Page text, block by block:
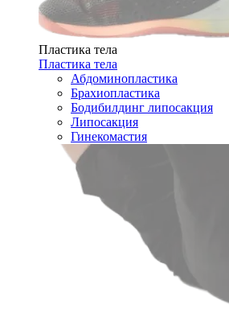
Пластика тела
Пластика тела
Абдоминопластика
Брахиопластика
Бодибилдинг липосакция
Липосакция
Гинекомастия